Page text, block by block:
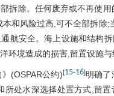
拆除。任何废弃或不再使
和风险过高,可不全部拆
航安全。海上设施和结构
环境造成的损害,留置设施
(OSPAR公约)[15-16]明确了
所处水深选择处置方式,留